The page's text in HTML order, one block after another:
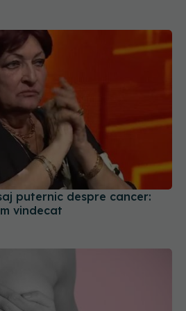
puternic despre cancer:
vindecat